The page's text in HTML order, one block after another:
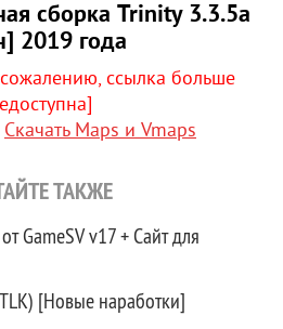
сборка Trinity 3.3.5a
2019 года
ссылка больше
Скачать Maps и Vmaps
ТАКЖЕ
GameSV v17 + Сайт для
[Новые наработки]